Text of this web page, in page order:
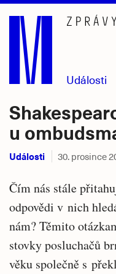
Přejít
hlavní
obsah
Události
u
Události 30. prosince
Čím nás stále
odpovědi v nich
nám? Těmito
stovky posluchačů
věku společně s